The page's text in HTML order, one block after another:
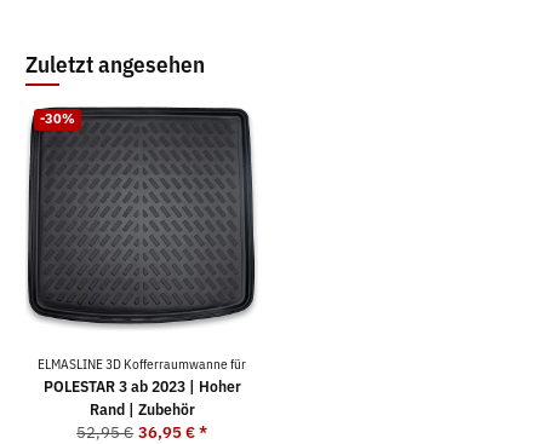
Zuletzt angesehen
-30%
ELMASLINE 3D Kofferraumwanne für
POLESTAR 3 ab 2023 | Hoher
Rand | Zubehör
52,95 € 36,95 €*